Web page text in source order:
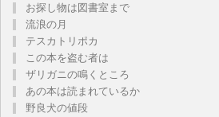
お探し物は図書室まで
流浪の月
テスカトリポカ
この本を盗む者は
ザリガニの鳴くところ
あの本は読まれているか
野良犬の値段